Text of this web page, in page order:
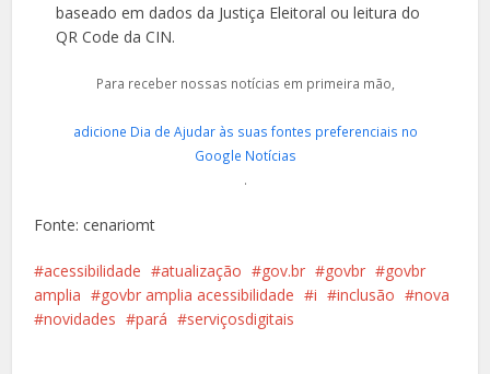
baseado em dados da Justiça Eleitoral ou leitura do
QR Code da CIN.
Para receber nossas notícias em primeira mão,
adicione Dia de Ajudar às suas fontes preferenciais no
Google Notícias
.
Fonte: cenariomt
acessibilidade atualização gov.br govbr
govbr
amplia
govbr amplia acessibilidade i inclusão
nova
novidades
pará serviçosdigitais